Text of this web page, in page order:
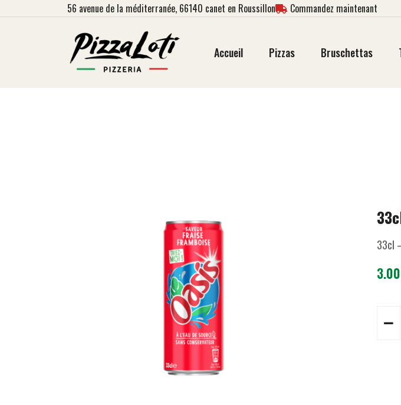
56 avenue de la méditerranée, 66140 canet en Roussillon Commandez maintenant
Accueil Pizzas Bruschettas
33cl
3.00